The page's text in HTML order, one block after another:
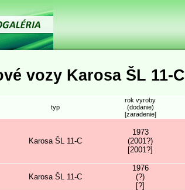
vozy Karosa ŠL 11-C
typ
rok vyroby
(dodanie)
[zaradenie]
Karosa ŠL 11-C
1973
(2001?)
[2001?]
Karosa ŠL 11-C
1976
(?)
[?]